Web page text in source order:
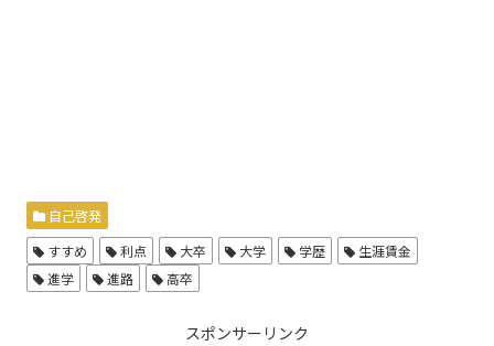
自己啓発
すすめ
利点 大卒 大学 学歴
生涯賃金
進学
進路 高卒
スポンサーリンク